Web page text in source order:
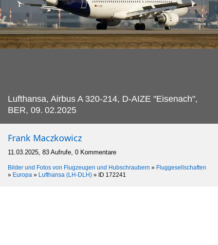
Lufthansa, Airbus A 320-214, D-AIZE "Eisenach",
BER, 09. 02.2025
Frank Maczkowicz
11.03.2025, 83 Aufrufe, 0 Kommentare
Bilder und Fotos von Flugzeugen und Hubschraubern » Fluggesellschaften
» Europa » Lufthansa (LH-DLH) » ID 172241